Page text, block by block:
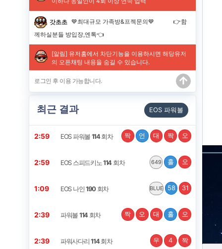
최근 결과 EOS 파워볼
2:59 EOS 파워볼114회차 짝 언 대 짝 오
2:59 EOS 스피드키노114회차 649 홀 오
1:09 EOS 나인190회차 BLUE 58 31
2:39 파워볼114회차 짝 오 대 홀 오
2:39 파워사다리114회차 우 4 짝